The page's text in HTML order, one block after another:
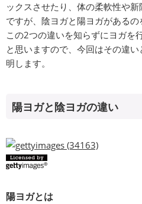
ックスさせたり、体の柔軟性や
ですが、陰ヨガと陽ヨガがあるの
この2つの違いを知らずにヨガを
と思いますので、今回はその違
明します。
陽ヨガと陰ヨガの違い
陽ヨガとは